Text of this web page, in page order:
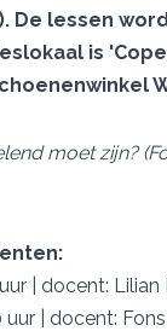
De lessen
is
moet zijn?
| docent: Lilian
| docent: